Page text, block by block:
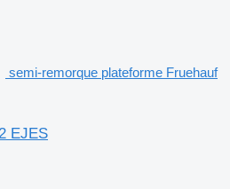
semi-remorque plateforme Fruehauf
EJES